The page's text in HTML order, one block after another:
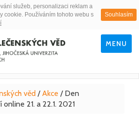
služeb, personalizaci reklam a
cookie. Používáním tohoto webu s
Souhlasím
MENU
věd / Akce / Den
21. a 22.1. 2021